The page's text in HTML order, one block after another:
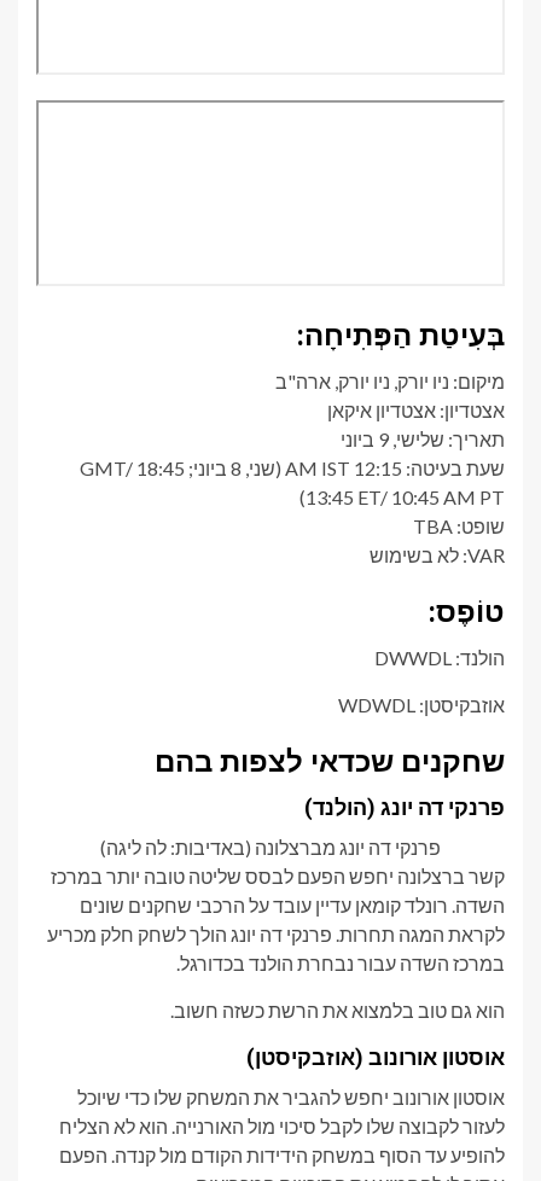
בְּעִיטַת הַפְּתִיחָה:
מיקום: ניו יורק, ניו יורק, ארה"ב
אצטדיון: אצטדיון איקאן
תאריך: שלישי, 9 ביוני
שעת בעיטה: 12:15 AM IST (שני, 8 ביוני; 18:45 GMT/
13:45 ET/ 10:45 AM PT)
שופט: TBA
VAR: לא בשימוש
טוֹפֶס:
הולנד: DWWDL
אוזבקיסטן: WDWDL
שחקנים שכדאי לצפות בהם
פרנקי דה יונג (הולנד)
פרנקי דה יונג מברצלונה (באדיבות: לה ליגה)
קשר ברצלונה יחפש הפעם לבסס שליטה טובה יותר במרכז
השדה. רונלד קומאן עדיין עובד על הרכבי שחקנים שונים
לקראת המגה תחרות. פרנקי דה יונג הולך לשחק חלק מכריע
במרכז השדה עבור נבחרת הולנד בכדורגל.
הוא גם טוב בלמצוא את הרשת כשזה חשוב.
אוסטון אורונוב (אוזבקיסטן)
אוסטון אורונוב יחפש להגביר את המשחק שלו כדי שיוכל
לעזור לקבוצה שלו לקבל סיכוי מול האורנייה. הוא לא הצליח
להופיע עד הסוף במשחק הידידות הקודם מול קנדה. הפעם